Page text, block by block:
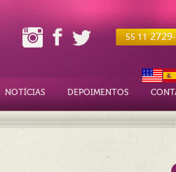
55 11
NOTÍCIAS DEPOIMENTOS